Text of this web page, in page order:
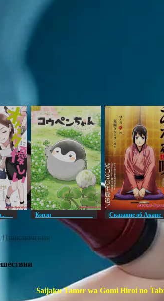
Копэн Сказание об Акане
Приключения
Saijaku Tamer wa Gomi Hiroi no